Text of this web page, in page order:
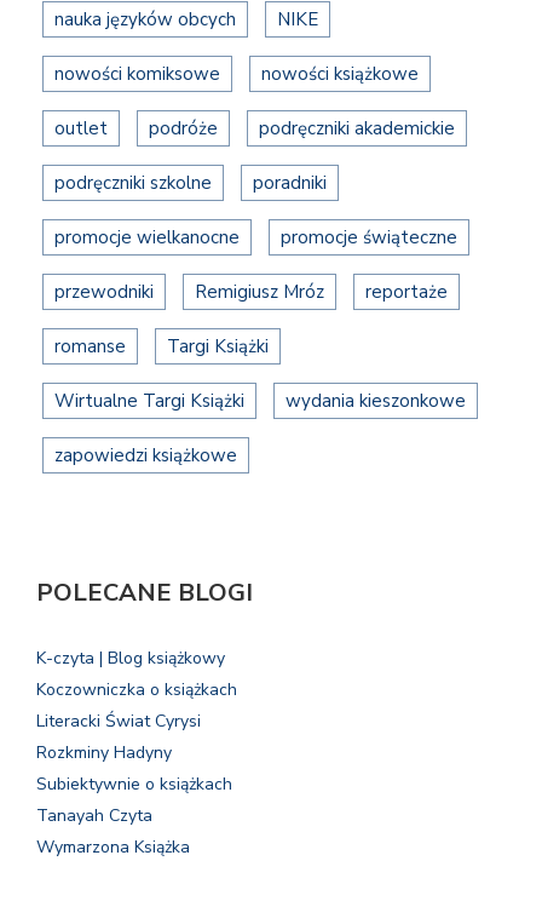
nauka języków obcych NIKE
nowości komiksowe nowości książkowe
outlet podróże podręczniki akademickie
podręczniki szkolne poradniki
promocje wielkanocne promocje świąteczne
przewodniki Remigiusz Mróz reportaże
romanse Targi Książki
Wirtualne Targi Książki wydania kieszonkowe
zapowiedzi książkowe
POLECANE BLOGI
K-czyta | Blog książkowy
Koczowniczka o książkach
Literacki Świat Cyrysi
Rozkminy Hadyny
Subiektywnie o książkach
Tanayah Czyta
Wymarzona Książka